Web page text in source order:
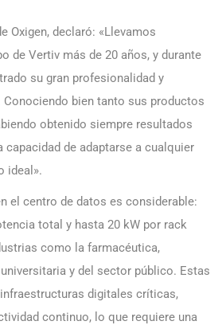
Oxigen, declaró: «Llevamos
de Vertiv más de 20 años, y durante
su gran profesionalidad y
bien tanto sus productos
obtenido siempre resultados
de adaptarse a cualquier
ideal».
el centro de datos es considerable:
total y hasta 20 kW por rack
como la farmacéutica,
y del sector público. Estas
digitales críticas,
continuo, lo que requiere una